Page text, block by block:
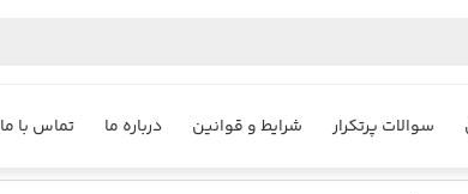
سوالات پرتکرار شرایط و قوانین درباره ما تماس با ما اسکیت برد طرح لیموزین